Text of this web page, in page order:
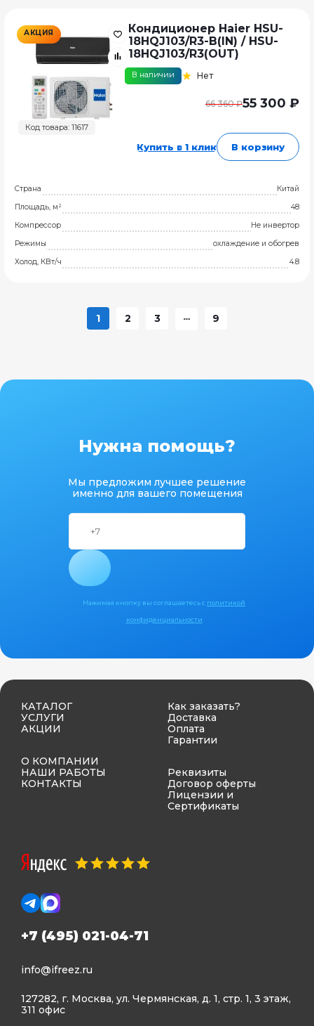
АКЦИЯ
Код товара: 11617
Кондиционер Haier HSU-
18HQJ103/R3-B(IN) / HSU-
18HQJ103/R3(OUT)
В наличии Нет
66 360 ₽55 300 ₽
Купить в 1 клик В корзину
Страна
Китай
Площадь, м²
48
Компрессор
Не инвертор
Режимы
охлаждение и обогрев
Холод, КВт/ч
4.8
1 2 3 9
Нужна помощь?
Мы предложим лучшее решение
именно для вашего помещения
Нажимая кнопку вы соглашаетесь с политикой
конфиденциальности
КАТАЛОГ
УСЛУГИ
АКЦИИ
О КОМПАНИИ
НАШИ РАБОТЫ
КОНТАКТЫ
Как заказать?
Доставка
Оплата
Гарантии
Реквизиты
Договор оферты
Лицензии и
Сертификаты
+7 (495) 021-04-71
info@ifreez.ru
127282, г. Москва, ул. Чермянская, д. 1, стр. 1, 3 этаж,
311 офис